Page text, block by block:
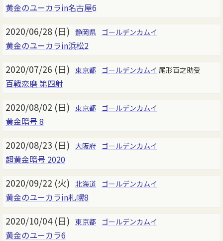
黄金のユーカラin名古屋6
2020/06/28 (日) 静岡県 ゴールデンカムイ
黄金のユーカラin浜松2
2020/07/26 (日) 東京都 ゴールデンカムイ 尾形百之助受
百戦恋磨 第四射
2020/08/02 (日) 東京都 ゴールデンカムイ
黄金暗号 8
2020/08/23 (日) 大阪府 ゴールデンカムイ
超黄金暗号 2020
2020/09/22 (火) 北海道 ゴールデンカムイ
黄金のユーカラin札幌8
2020/10/04 (日) 東京都 ゴールデンカムイ
黄金のユーカラ6